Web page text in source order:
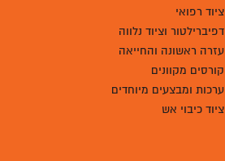
ציוד רפואי
דפיברילטור וציוד נלווה
עזרה ראשונה והחייאה
קורסים מקוונים
ערכות ומבצעים מיוחדים
ציוד כיבוי אש